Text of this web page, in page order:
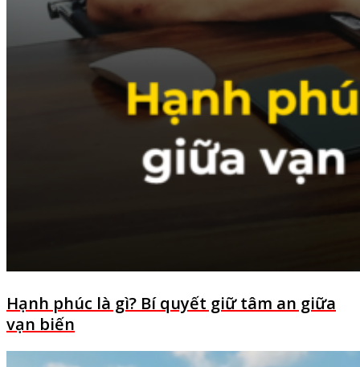
Hạnh phúc là gì? Bí quyết giữ tâm an giữa
vạn biến